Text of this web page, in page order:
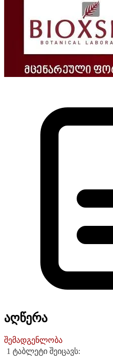
აღწერა
შემადგენლობა
1 ტაბლეტი შეიცავს: